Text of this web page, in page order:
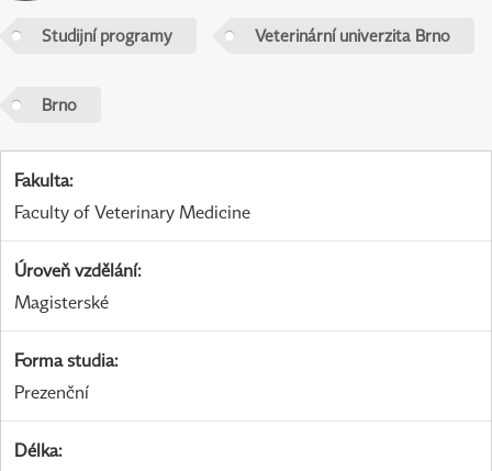
Studijní programy Veterinární univerzita Brno
Brno
Fakulta:
Faculty of Veterinary Medicine
Úroveň vzdělání:
Magisterské
Forma studia:
Prezenční
Délka: